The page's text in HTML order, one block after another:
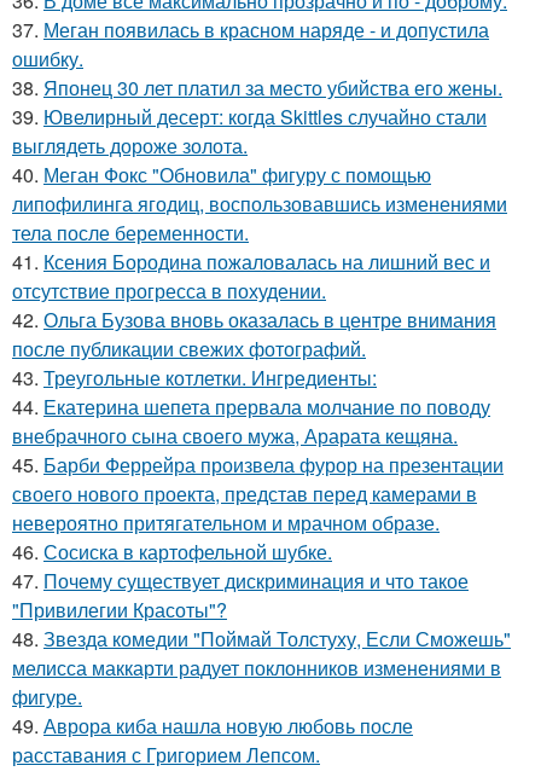
37. Меган появилась в красном наряде - и допустила
ошибку.
38. Японец 30 лет платил за место убийства его жены.
39. Ювелирный десерт: когда Skittles случайно стали
выглядеть дороже золота.
40. Меган Фокс "Обновила" фигуру с помощью
липофилинга ягодиц, воспользовавшись изменениями
тела после беременности.
41. Ксения Бородина пожаловалась на лишний вес и
отсутствие прогресса в похудении.
42. Ольга Бузова вновь оказалась в центре внимания
после публикации свежих фотографий.
43. Треугольные котлетки. Ингредиенты:
44. Екатерина шепета прервала молчание по поводу
внебрачного сына своего мужа, Арарата кещяна.
45. Барби Феррейра произвела фурор на презентации
своего нового проекта, представ перед камерами в
невероятно притягательном и мрачном образе.
46. Сосиска в картофельной шубке.
47. Почему существует дискриминация и что такое
"Привилегии Красоты"?
48. Звезда комедии "Поймай Толстуху, Если Сможешь"
мелисса маккарти радует поклонников изменениями в
фигуре.
49. Аврора киба нашла новую любовь после
расставания с Григорием Лепсом.